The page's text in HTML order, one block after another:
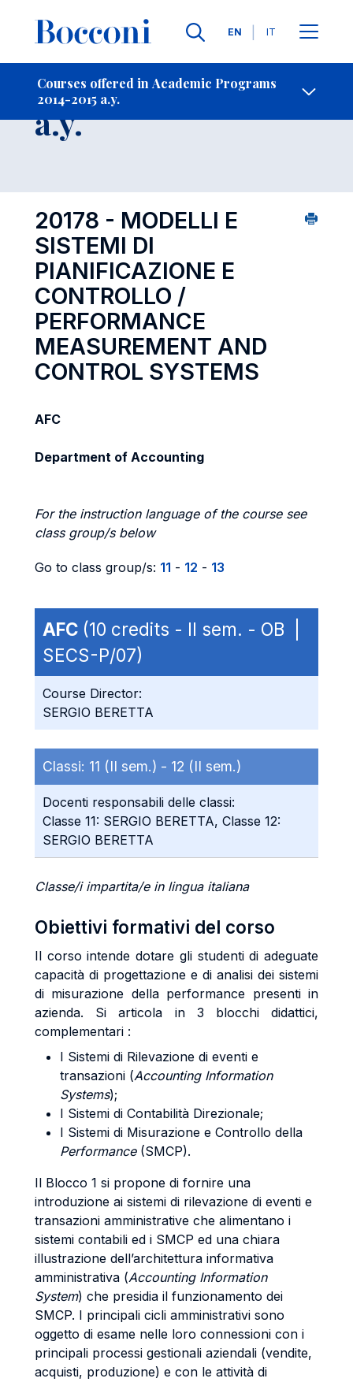
Languages
EN IT
Courses offered in Academic Programs
2014-2015 a.y.
- Contact Us
Course 2014-2015
a.y.
20178 - MODELLI E
SISTEMI DI
PIANIFICAZIONE E
CONTROLLO /
PERFORMANCE
MEASUREMENT AND
CONTROL SYSTEMS
AFC
Department of Accounting
For the instruction language of the course see
class group/s below
Go to class group/s: 11 - 12 - 13
AFC (10 credits - II sem. - OB |
SECS-P/07)
Course Director:
SERGIO BERETTA
Classi: 11 (II sem.) - 12 (II sem.)
Docenti responsabili delle classi:
Classe 11: SERGIO BERETTA, Classe 12:
SERGIO BERETTA
Classe/i impartita/e in lingua italiana
Obiettivi formativi del corso
Il corso intende dotare gli studenti di adeguate
capacità di progettazione e di analisi dei sistemi
di misurazione della performance presenti in
azienda. Si articola in 3 blocchi didattici,
complementari :
I Sistemi di Rilevazione di eventi e
transazioni (Accounting Information
Systems);
I Sistemi di Contabilità Direzionale;
I Sistemi di Misurazione e Controllo della
Performance(SMCP).
Il Blocco 1 si propone di fornire una
introduzione ai sistemi di rilevazione di eventi e
transazioni amministrative che alimentano i
sistemi contabili ed i SMCP ed una chiara
illustrazione dell’architettura informativa
amministrativa (Accounting Information
System) che presidia il funzionamento dei
SMCP. I principali cicli amministrativi sono
oggetto di esame nelle loro connessioni con i
principali processi gestionali aziendali (vendite,
acquisti, produzione) e con le attività di